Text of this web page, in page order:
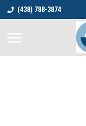
(438) 788-3874